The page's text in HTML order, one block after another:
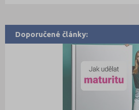
Doporučené články: